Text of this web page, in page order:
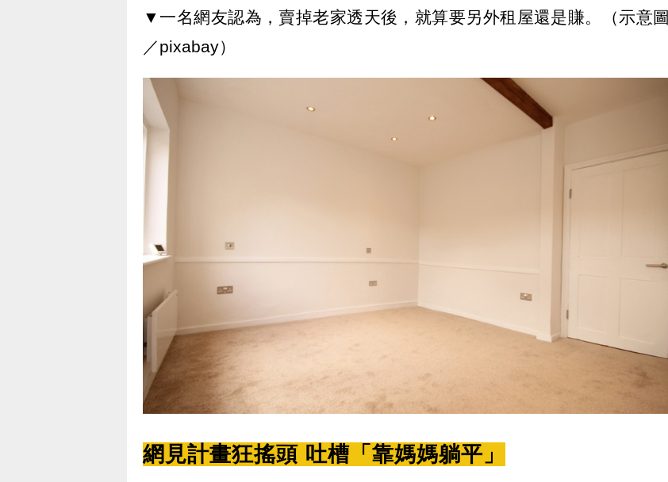
▼一名網友認為，賣掉老家透天後，就算要另外租屋還是賺。（示意圖
／pixabay）
網見計畫狂搖頭 吐槽「靠媽媽躺平」